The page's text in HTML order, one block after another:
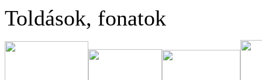
Toldások, fonatok